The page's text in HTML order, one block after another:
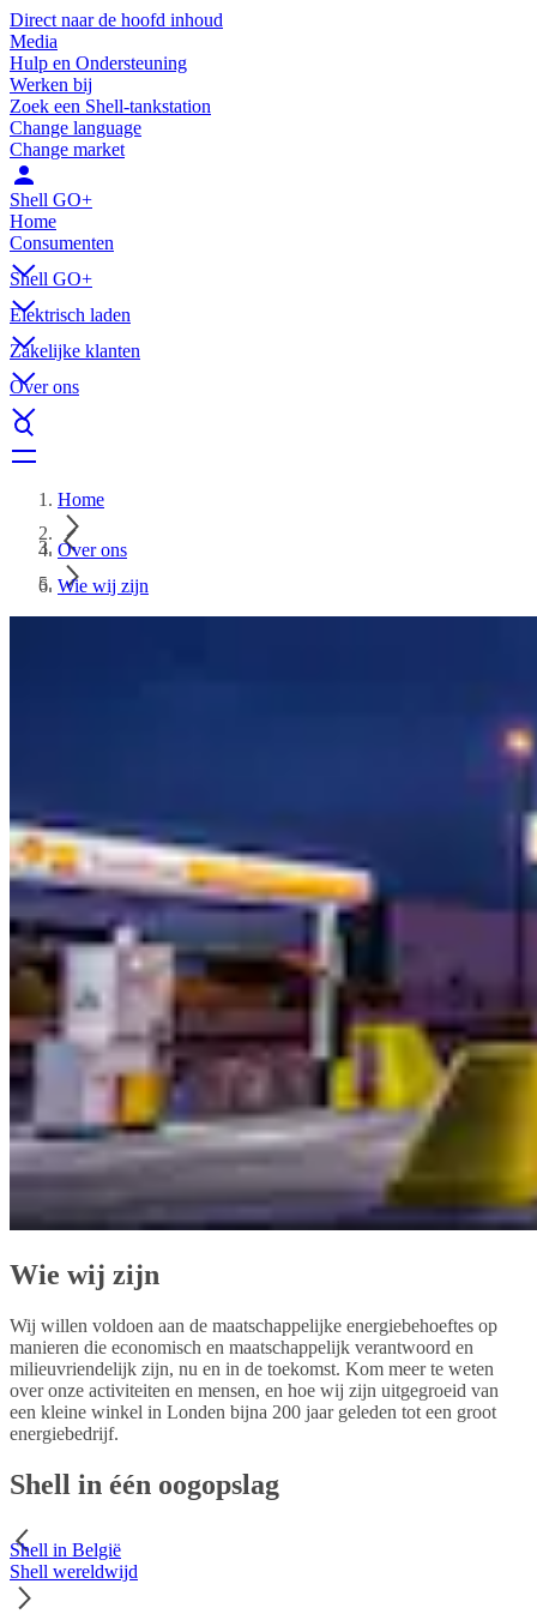
Direct naar de hoofd inhoud
Media
Hulp en Ondersteuning
Werken bij
Zoek een Shell-tankstation
Change language
Change market
Shell GO+
Home
Consumenten
Shell GO+
Elektrisch laden
Zakelijke klanten
Over ons
Home
Over ons
Wie wij zijn
Wie wij zijn
Wij willen voldoen aan de maatschappelijke energiebehoeftes op
manieren die economisch en maatschappelijk verantwoord en
milieuvriendelijk zijn, nu en in de toekomst. Kom meer te weten
over onze activiteiten en mensen, en hoe wij zijn uitgegroeid van
een kleine winkel in Londen bijna 200 jaar geleden tot een groot
energiebedrijf.
Shell in één oogopslag
Shell in België
Shell wereldwijd